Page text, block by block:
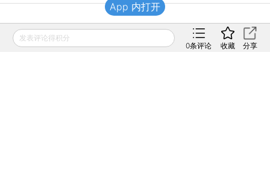
财新移动
发表评论得积分
0条评论 收藏 分享
App 内打开